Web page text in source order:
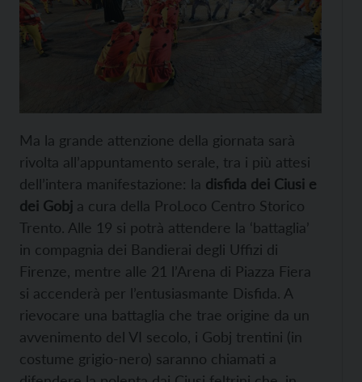
Ma la grande attenzione della giornata sarà
rivolta all’appuntamento serale, tra i più attesi
dell’intera manifestazione: la disfida dei Ciusi e
dei Gobj a cura della ProLoco Centro Storico
Trento. Alle 19 si potrà attendere la ‘battaglia’
in compagnia dei Bandierai degli Uffizi di
Firenze, mentre alle 21 l’Arena di Piazza Fiera
si accenderà per l’entusiasmante Disfida. A
rievocare una battaglia che trae origine da un
avvenimento del VI secolo, i Gobj trentini (in
costume grigio-nero) saranno chiamati a